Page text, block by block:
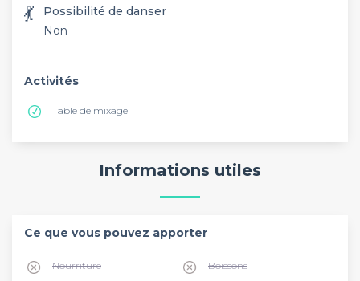
💃
Possibilité de danser
Non
Activités
Table de mixage
Informations utiles
Ce que vous pouvez apporter
Nourriture Boissons